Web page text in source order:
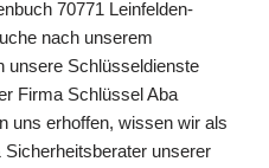
70771 Leinfelden-
nach unserem
unsere Schlüsseldienste
Firma Schlüssel Aba
uns erhoffen, wissen wir als
unserer